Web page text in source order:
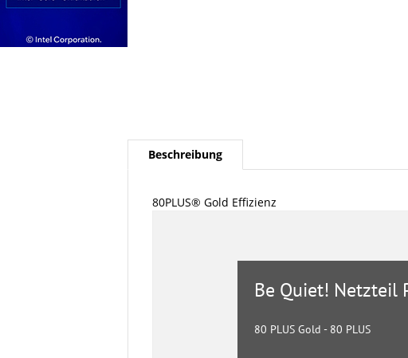
Beschreibung
80PLUS® Gold Effizienz